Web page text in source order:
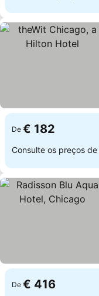
De € 182
Consulte os preços de
De € 416